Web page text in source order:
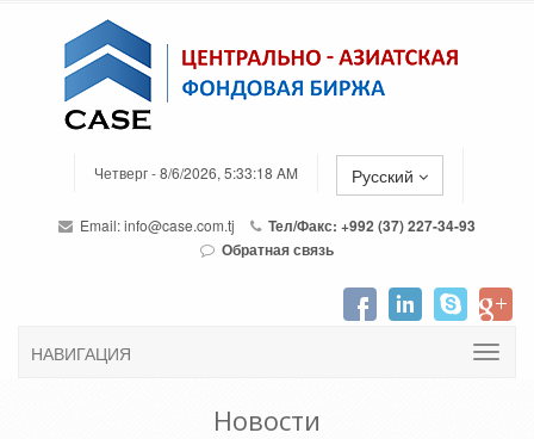
Четверг - 8/6/2026, 5:33:18 AM Русский
Email:info@case.com.tj
Тел/Факс: +992 (37) 227-34-93
Обратная связь
НАВИГАЦИЯ
Новости